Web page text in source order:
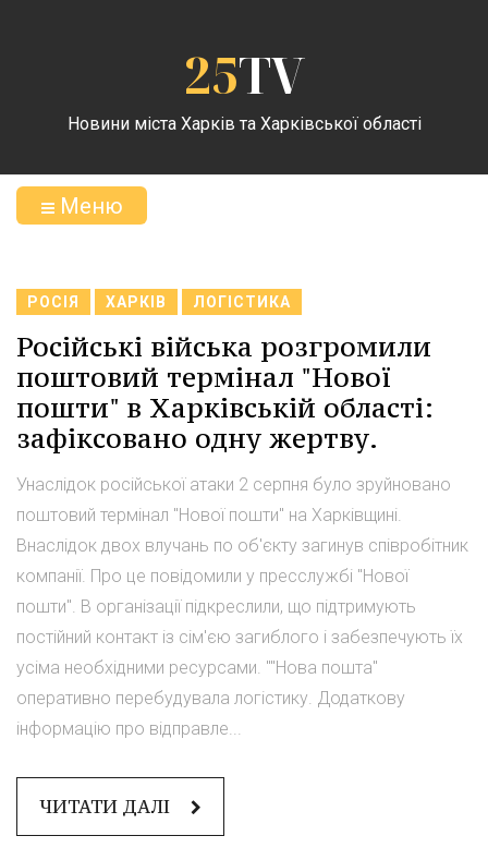
25TV
Новини міста Харків та Харківської області
Меню
РОСІЯ ХАРКІВ ЛОГІСТИКА
Російські війська розгромили
поштовий термінал "Нової
пошти" в Харківській області:
зафіксовано одну жертву.
Унаслідок російської атаки 2 серпня було зруйновано
поштовий термінал "Нової пошти" на Харківщині.
Внаслідок двох влучань по об'єкту загинув співробітник
компанії. Про це повідомили у пресслужбі "Нової
пошти". В організації підкреслили, що підтримують
постійний контакт із сім'єю загиблого і забезпечують їх
усіма необхідними ресурсами. ""Нова пошта"
оперативно перебудувала логістику. Додаткову
інформацію про відправле...
ЧИТАТИ ДАЛІ